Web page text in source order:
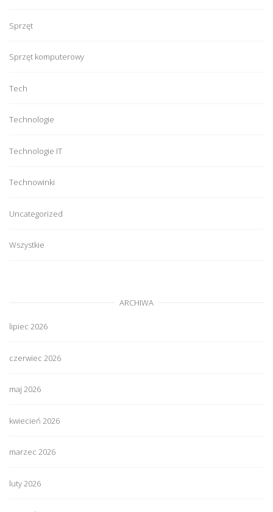
Sprzęt
Sprzęt komputerowy
Tech
Technologie
Technologie IT
Technowinki
Uncategorized
Wszystkie
ARCHIWA
lipiec 2026
czerwiec 2026
maj 2026
kwiecień 2026
marzec 2026
luty 2026